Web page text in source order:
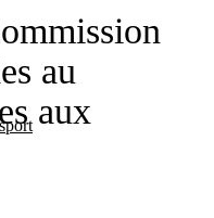
au
aux